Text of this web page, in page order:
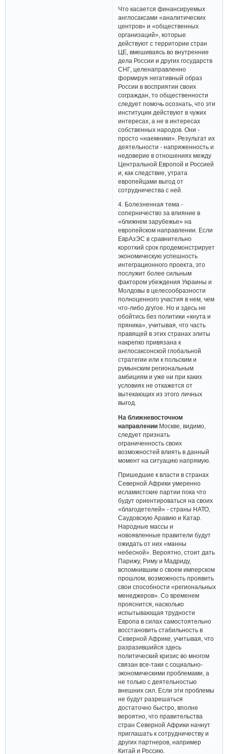
Что касается финансируемых
англосаксами «аналитических
центров» и «общественных
организаций», которые
действуют с территории стран
ЦЕ, вмешиваясь во внутренние
дела России и других государств
СНГ, целенаправленно
формируя негативный образ
России в восприятии своих
сограждан, то общественности
следует помочь осознать, что эти
институции действуют в чужих
интересах, а не в интересах
собственных народов. Они -
просто «наемники». Результат их
деятельности - напряженность и
недоверие в отношениях между
Центральной Европой и Россией
и, как следствие, утрата
европейцами выгод от
сотрудничества с ней.
4. Болезненная тема -
соперничество за влияние в
«ближнем зарубежье» на
европейском направлении. Если
ЕврАзЭС в сравнительно
короткий срок продемонстрирует
экономическую успешность
интеграционного проекта, это
послужит более сильным
фактором убеждения Украины и
Молдовы в целесообразности
полноценного участия в нем, чем
что-либо дгугое. Но и здесь не
обойтись без политики «кнута и
пряника», учитывая, что часть
правящей в этих странах элиты
накрепко привязана к
англосаксонской глобальной
стратегии или к польским и
румынским региональным
амбициям и уже ни при каких
условиях не откажется от
вытекающих из этого личных
выгод.
На ближневосточном
направлении Москве, видимо,
следует признать
ограниченность своих
возможностей влиять в данный
момент на ситуацию напрямую.
Пришедшие к власти в странах
Северной Африки умеренно
исламистские партии пока что
будут ориентироваться на своих
«благодетелей» - страны НАТО,
Саудовскую Аравию и Катар.
Народные массы и
новоявленные правители будут
ожидать от них «манны
небесной». Вероятно, стоит дать
Парижу, Риму и Мадриду,
вспомнившим о своем имперском
прошлом, возможность проявить
свои способности «региональных
менеджеров». Со временем
прояснится, насколько
испытывающая трудности
Европа в силах самостоятельно
восстановить стабильность в
Северной Африке, учитывая, что
разразившийся здесь
политический кризис во многом
связан все-таки с социально-
экономическими проблемами, а
не только с деятельностью
внешних сил. Если эти проблемы
не будут разрешаться
достаточно быстро, вполне
вероятно, что правительства
стран Северной Африки начнут
приглашать к сотрудничеству и
других партнеров, например
Китай и Россию.